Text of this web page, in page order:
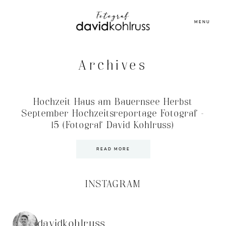
MENU
Archives
Hochzeit Haus am Bauernsee Herbst
September Hochzeitsreportage Fotograf –
15 (Fotograf David Kohlruss)
READ MORE
INSTAGRAM
davidkohlruss